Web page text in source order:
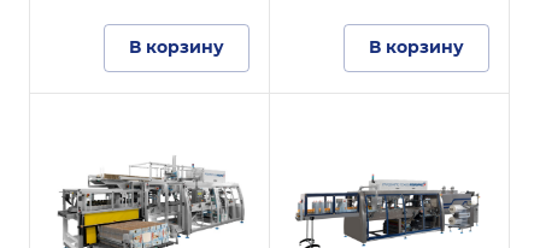
В корзину В корзину
до 40 упаковок/
мин
Тип готовой